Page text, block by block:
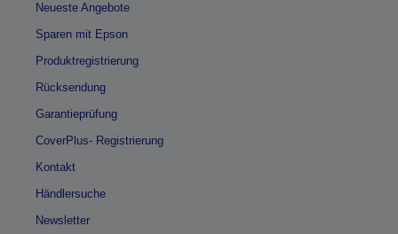
Neueste Angebote
Sparen mit Epson
Produktregistrierung
Rücksendung
Garantieprüfung
CoverPlus- Registrierung
Kontakt
Händlersuche
Newsletter